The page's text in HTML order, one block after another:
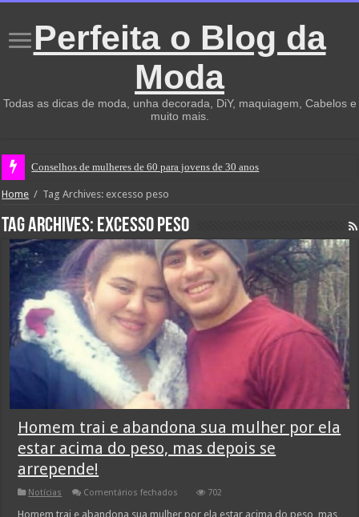
Perfeita o Blog da
Moda
Todas as dicas de moda, unha decorada, DiY, maquiagem, Cabelos e
muito mais.
Conselhos de mulheres de 60 para jovens de 30 anos
Home / Tag Archives: excesso peso
Tag Archives: excesso peso
Homem trai e abandona sua mulher por ela
estar acima do peso, mas depois se
arrepende!
Notícias Comentários fechados
trai
702
Homem trai e abandona sua mulher por ela estar acima do peso, mas